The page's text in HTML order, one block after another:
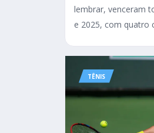
lembrar, venceram
e 2025, com quatro
TÊNIS